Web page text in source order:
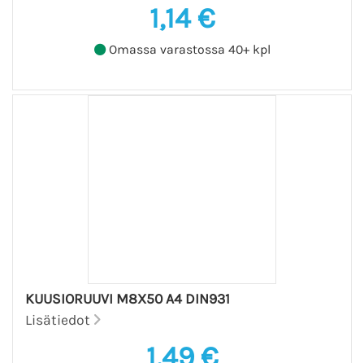
1,14 €
Omassa varastossa 40+ kpl
KUUSIORUUVI M8X50 A4 DIN931
Lisätiedot